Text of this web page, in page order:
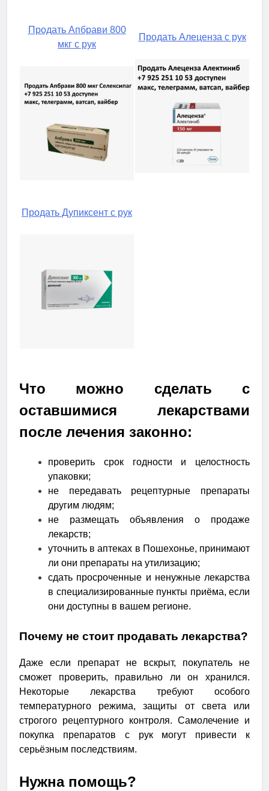
Продать Апбрави 800
мкг с рук
Продать Алеценза с рук
Продать Дупиксент с рук
Что можно сделать с
оставшимися лекарствами
после лечения законно:
проверить срок годности и целостность
упаковки;
не передавать рецептурные препараты
другим людям;
не размещать объявления о продаже
лекарств;
уточнить в аптеках в Пошехонье, принимают
ли они препараты на утилизацию;
сдать просроченные и ненужные лекарства
в специализированные пункты приёма, если
они доступны в вашем регионе.
Почему не стоит продавать лекарства?
Даже если препарат не вскрыт, покупатель не
сможет проверить, правильно ли он хранился.
Некоторые лекарства требуют особого
температурного режима, защиты от света или
строгого рецептурного контроля. Самолечение и
покупка препаратов с рук могут привести к
серьёзным последствиям.
Нужна помощь?